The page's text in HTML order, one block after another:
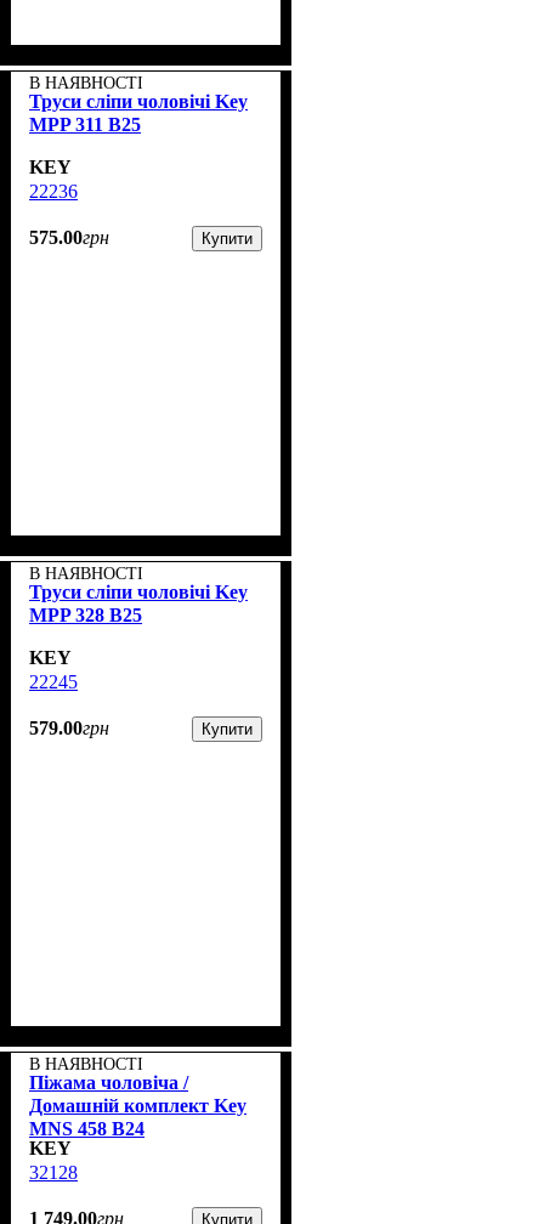
В НАЯВНОСТІ
Труси сліпи чоловічі Key
MPP 311 B25
KEY
22236
575.00грн Купити
В НАЯВНОСТІ
Труси сліпи чоловічі Key
MPP 328 B25
KEY
22245
579.00грн Купити
В НАЯВНОСТІ
Піжама чоловіча /
Домашній комплект Key
MNS 458 B24
KEY
32128
1 749.00грн Купити